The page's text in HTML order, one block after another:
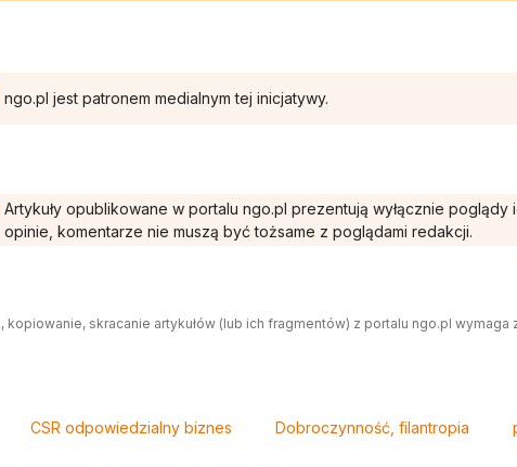
ngo.pl jest patronem medialnym tej inicjatywy.
Artykuły opublikowane w portalu ngo.pl prezentują wyłącznie
opinie, komentarze nie muszą być tożsame z poglądami redakcji.
kopiowanie, skracanie artykułów (lub ich fragmentów) z portalu ngo.pl wymaga
CSR odpowiedzialny biznes Dobroczynność, filantropia